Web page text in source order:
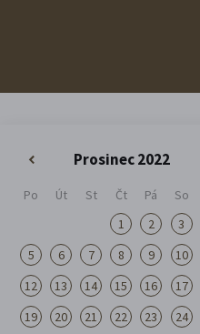
Prosinec 2022
»
Po Út St Čt Pá So
1
2 3
5
6 7 8 9 10
12
13 14 15 16 17
19
20 21 22 23 24